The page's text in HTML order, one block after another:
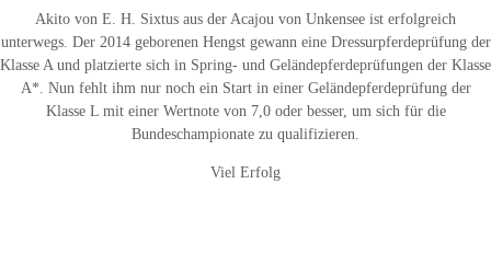
Akito von E. H. Sixtus aus der Acajou von Unkensee ist erfolgreich
unterwegs. Der 2014 geborenen Hengst gewann eine Dressurpferdeprüfung der
Klasse A und platzierte sich in Spring- und Geländepferdeprüfungen der Klasse
A*. Nun fehlt ihm nur noch ein Start in einer Geländepferdeprüfung der
Klasse L mit einer Wertnote von 7,0 oder besser, um sich für die
Bundeschampionate zu qualifizieren.
Viel Erfolg